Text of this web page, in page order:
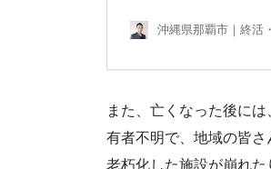
また、亡くなった後に
有者不明で、地域の皆さ
老朽化した施設が崩れ